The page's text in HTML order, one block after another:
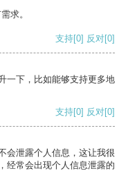
求。
支持[0] 反对[0]
一下，比如能够支持更多地
支持[0] 反对[0]
会泄露个人信息，这让我很
经常会出现个人信息泄露的